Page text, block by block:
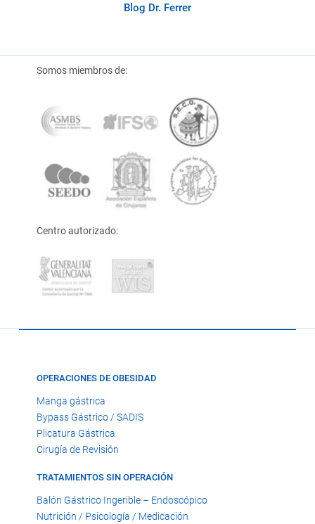
Blog Dr. Ferrer
Somos miembros de:
Centro autorizado:
OPERACIONES DE OBESIDAD
Manga gástrica
Bypass Gástrico / SADIS
Plicatura Gástrica
Cirugía de Revisión
TRATAMIENTOS SIN OPERACIÓN
Balón Gástrico Ingerible – Endoscópico
Nutrición / Psicología / Medicación